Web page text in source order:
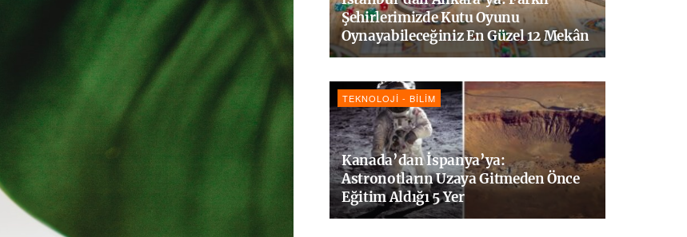
Şehirlerimizde Kutu Oyunu
Oynayabileceğiniz En Güzel 12 Mekân
TEKNOLOJI - BILIM
Kanada’dan İspanya’ya:
Astronotların Uzaya Gitmeden Önce
Eğitim Aldığı 5 Yer